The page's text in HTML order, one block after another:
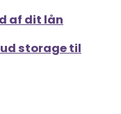
af dit lån
storage til